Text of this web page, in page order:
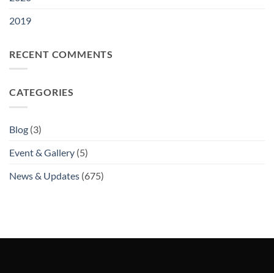
2019
RECENT COMMENTS
CATEGORIES
Blog (3)
Event & Gallery (5)
News & Updates (675)